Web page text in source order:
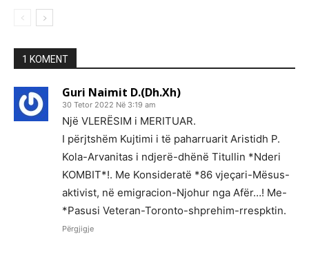
1 KOMENT
Guri Naimit D.(Dh.Xh)
30 Tetor 2022 Në 3:19 am
Një VLERËSIM i MERITUAR.
I përjtshëm Kujtimi i të paharruarit Aristidh P.
Kola-Arvanitas i ndjerë-dhënë Titullin *Nderi
KOMBIT*!. Me Konsideratë *86 vjeçari-Mësus-
aktivist, në emigracion-Njohur nga Afër…! Me-
*Pasusi Veteran-Toronto-shprehim-rrespktin.
Përgjigje